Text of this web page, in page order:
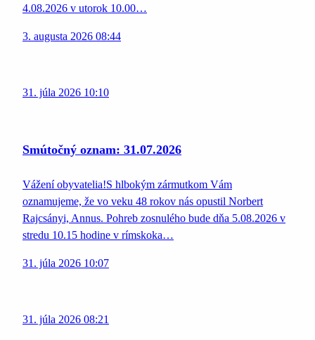
4.08.2026 v utorok 10.00…
3. augusta 2026 08:44
31. júla 2026 10:10
Smútočný oznam: 31.07.2026
Vážení obyvatelia!S hlbokým zármutkom Vám
oznamujeme, že vo veku 48 rokov nás opustil Norbert
Rajcsányi, Annus. Pohreb zosnulého bude dňa 5.08.2026 v
stredu 10.15 hodine v rímskoka…
31. júla 2026 10:07
31. júla 2026 08:21